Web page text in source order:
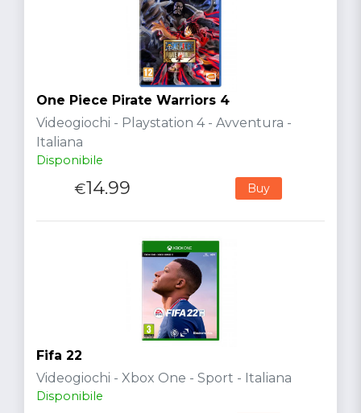
One Piece Pirate Warriors 4
Videogiochi - Playstation 4 - Avventura -
Italiana
Disponibile
€14.99 Buy
Fifa 22
Videogiochi - Xbox One - Sport - Italiana
Disponibile